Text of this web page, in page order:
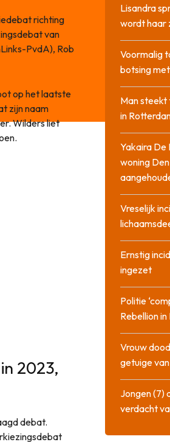
richting
van
PvdA), Rob
op het laatste
zijn naam
Wilders liet
2023,
debat.
Lisandra
wordt haar
Voormalig
botsing
Man
in
Yakaira De
woning
Vreselijk
Ernstig
ingezet
Politie
Rebellion
Vrouw
getuige
Jongen (7)
verdacht